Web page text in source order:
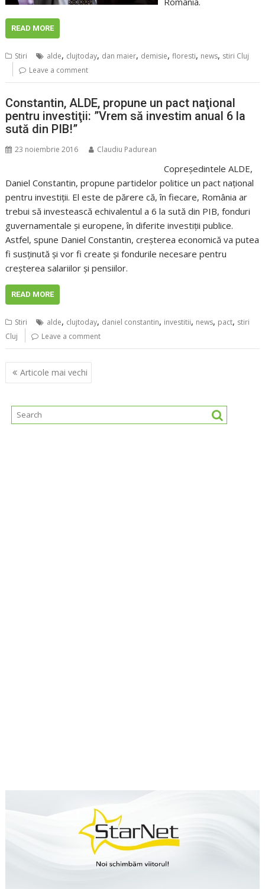
READ MORE
Stiri alde, clujtoday, dan maier, demisie,floresti, news, stiri Cluj
Leave a comment
Constantin, ALDE, propune un pact naţional
pentru investiţii: ”Vrem să investim anual 6 la
sută din PIB!”
23 noiembrie 2016 Claudiu Padurean
Copreşedintele ALDE,
Daniel Constantin, propune partidelor politice un pact naţional
pentru investiţii. El este de părere că, în fiecare, România ar
trebui să investească echivalentul a 6 la sută din PIB, fonduri
guvernamentale şi europene, în diferite investiţii publice.
Astfel, spune Daniel Constantin, creşterea economică va putea
fi susţinută şi vor fi create şi fondurile necesare pentru
creşterea salariilor şi pensiilor.
READ MORE
Stiri alde, clujtoday, daniel constantin, investitii, news, pact, stiri
Cluj
Leave a comment
Navigare
în
Articole mai vechi